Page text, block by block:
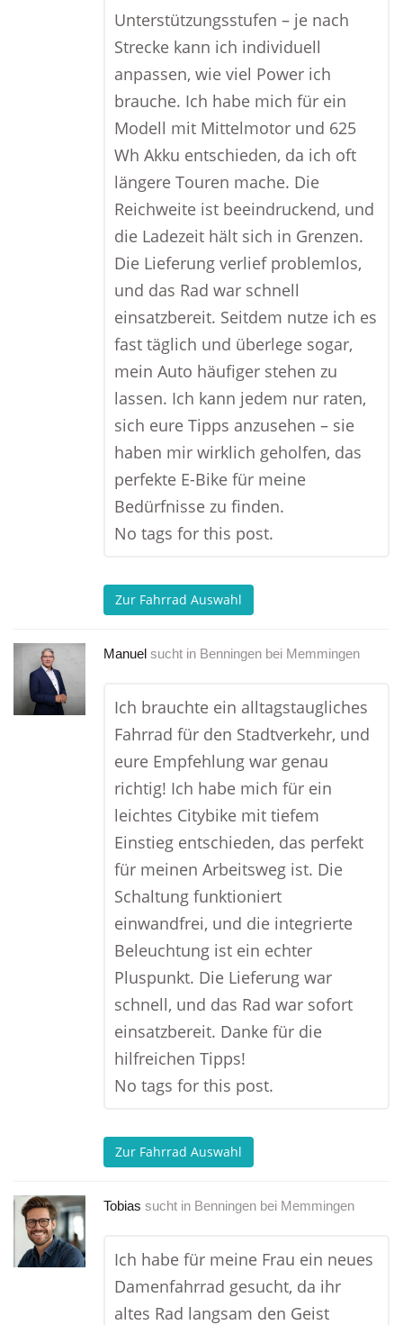
Unterstützungsstufen – je nach
Strecke kann ich individuell
anpassen, wie viel Power ich
brauche. Ich habe mich für ein
Modell mit Mittelmotor und 625
Wh Akku entschieden, da ich oft
längere Touren mache. Die
Reichweite ist beeindruckend, und
die Ladezeit hält sich in Grenzen.
Die Lieferung verlief problemlos,
und das Rad war schnell
einsatzbereit. Seitdem nutze ich es
fast täglich und überlege sogar,
mein Auto häufiger stehen zu
lassen. Ich kann jedem nur raten,
sich eure Tipps anzusehen – sie
haben mir wirklich geholfen, das
perfekte E-Bike für meine
Bedürfnisse zu finden.
No tags for this post.
Zur Fahrrad Auswahl
Manuel sucht in Benningen bei Memmingen
Ich brauchte ein alltagstaugliches
Fahrrad für den Stadtverkehr, und
eure Empfehlung war genau
richtig! Ich habe mich für ein
leichtes Citybike mit tiefem
Einstieg entschieden, das perfekt
für meinen Arbeitsweg ist. Die
Schaltung funktioniert
einwandfrei, und die integrierte
Beleuchtung ist ein echter
Pluspunkt. Die Lieferung war
schnell, und das Rad war sofort
einsatzbereit. Danke für die
hilfreichen Tipps!
No tags for this post.
Zur Fahrrad Auswahl
Tobias sucht in Benningen bei Memmingen
Ich habe für meine Frau ein neues
Damenfahrrad gesucht, da ihr
altes Rad langsam den Geist